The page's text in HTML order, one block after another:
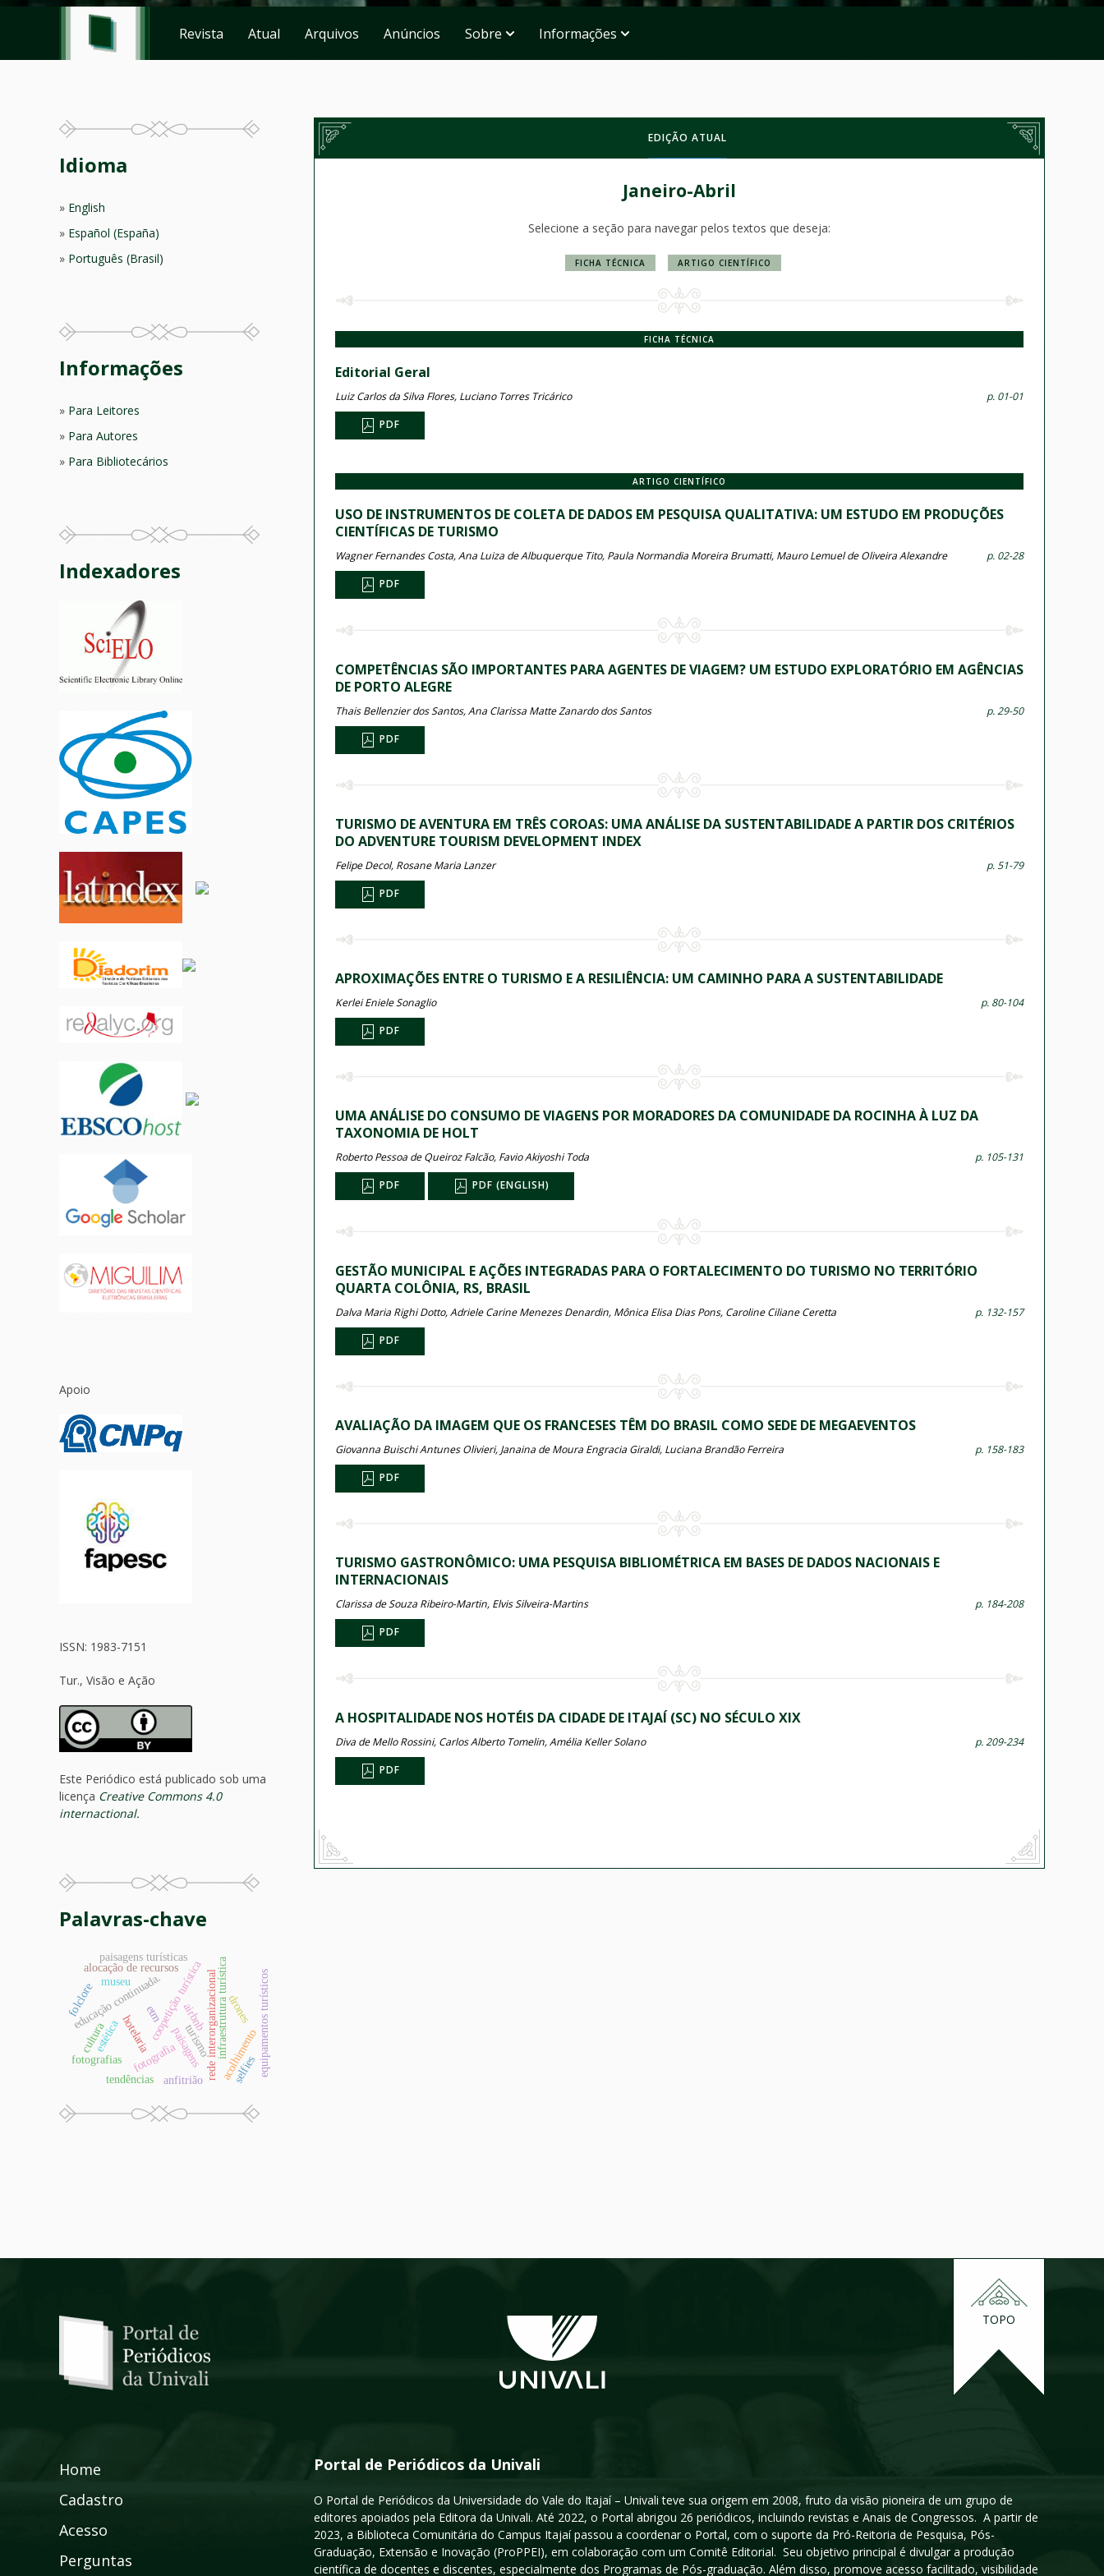
Revista Atual Arquivos Anúncios Sobre Informações
EDIÇÃO ATUAL
Janeiro-Abril
Selecione a seção para navegar pelos textos que deseja:
FICHA TÉCNICA ARTIGO CIENTÍFICO
FICHA TÉCNICA
Editorial Geral
Luiz Carlos da Silva Flores, Luciano Torres Tricárico p. 01-01
PDF
ARTIGO CIENTÍFICO
USO DE INSTRUMENTOS DE COLETA DE DADOS EM PESQUISA QUALITATIVA: UM ESTUDO EM PRODUÇÕES
CIENTÍFICAS DE TURISMO
Wagner Fernandes Costa, Ana Luiza de Albuquerque Tito, Paula Normandia Moreira Brumatti, Mauro Lemuel de Oliveira Alexandre p. 02-28
PDF
COMPETÊNCIAS SÃO IMPORTANTES PARA AGENTES DE VIAGEM? UM ESTUDO EXPLORATÓRIO EM AGÊNCIAS
DE PORTO ALEGRE
Thais Bellenzier dos Santos, Ana Clarissa Matte Zanardo dos Santos p. 29-50
PDF
TURISMO DE AVENTURA EM TRÊS COROAS: UMA ANÁLISE DA SUSTENTABILIDADE A PARTIR DOS CRITÉRIOS
DO ADVENTURE TOURISM DEVELOPMENT INDEX
Felipe Decol, Rosane Maria Lanzer p. 51-79
PDF
APROXIMAÇÕES ENTRE O TURISMO E A RESILIÊNCIA: UM CAMINHO PARA A SUSTENTABILIDADE
Kerlei Eniele Sonaglio p. 80-104
PDF
UMA ANÁLISE DO CONSUMO DE VIAGENS POR MORADORES DA COMUNIDADE DA ROCINHA À LUZ DA
TAXONOMIA DE HOLT
Roberto Pessoa de Queiroz Falcão, Favio Akiyoshi Toda p. 105-131
PDF PDF (ENGLISH)
GESTÃO MUNICIPAL E AÇÕES INTEGRADAS PARA O FORTALECIMENTO DO TURISMO NO TERRITÓRIO
QUARTA COLÔNIA, RS, BRASIL
Dalva Maria Righi Dotto, Adriele Carine Menezes Denardin, Mônica Elisa Dias Pons, Caroline Ciliane Ceretta p. 132-157
PDF
AVALIAÇÃO DA IMAGEM QUE OS FRANCESES TÊM DO BRASIL COMO SEDE DE MEGAEVENTOS
Giovanna Buischi Antunes Olivieri, Janaina de Moura Engracia Giraldi, Luciana Brandão Ferreira p. 158-183
PDF
TURISMO GASTRONÔMICO: UMA PESQUISA BIBLIOMÉTRICA EM BASES DE DADOS NACIONAIS E
INTERNACIONAIS
Clarissa de Souza Ribeiro-Martin, Elvis Silveira-Martins p. 184-208
PDF
A HOSPITALIDADE NOS HOTÉIS DA CIDADE DE ITAJAÍ (SC) NO SÉCULO XIX
Diva de Mello Rossini, Carlos Alberto Tomelin, Amélia Keller Solano p. 209-234
PDF
Idioma
English
Español (España)
Português (Brasil)
Informações
Para Leitores
Para Autores
Para Bibliotecários
Indexadores
Apoio
ISSN: 1983-7151
Tur., Visão e Ação
Este Periódico está publicado sob uma
licença Creative Commons 4.0
internactional.
Palavras-chave
hotelaria
educação continuada.coopetição turísticarede interorganizacional
museu
turismo
paisagens
estética
fotografia
alocação de recursos infraestrutura turística
airbnb
acolhimento
anfitrião
etm drones
selfies
fotografias
paisagens turísticas
cultura
folclore
tendências
equipamentos turísticos
TOPO
Home
Cadastro
Acesso
Perguntas
Portal de Periódicos da Univali
O Portal de Periódicos da Universidade do Vale do Itajaí – Univali teve sua origem em 2008, fruto da visão pioneira de um grupo de
editores apoiados pela Editora da Univali. Até 2022, o Portal abrigou 26 periódicos, incluindo revistas e Anais de Congressos. A partir de
2023, a Biblioteca Comunitária do Campus Itajaí passou a coordenar o Portal, com o suporte da Pró-Reitoria de Pesquisa, Pós-
Graduação, Extensão e Inovação (ProPPEI), em colaboração com um Comitê Editorial. Seu objetivo principal é divulgar a produção
científica de docentes e discentes, especialmente dos Programas de Pós-graduação. Além disso, promove acesso facilitado, visibilidade